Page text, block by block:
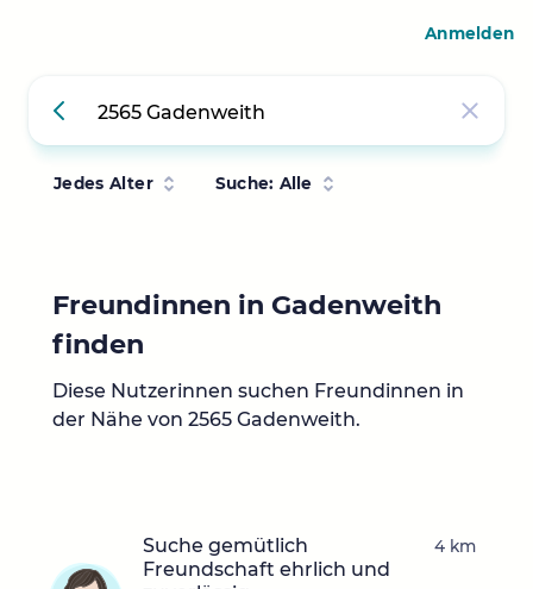
Jedes Alter Suche: Alle
Freundinnen in Gadenweith
finden
Diese Nutzerinnen suchen Freundinnen in
der Nähe von 2565 Gadenweith.
Suche gemütlich
Freundschaft ehrlich und
4 km
Anmelden